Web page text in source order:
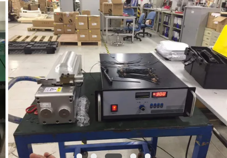
DEMANDEZ
UN DEVIS
PLAN
DU
POLITIQUE
DE